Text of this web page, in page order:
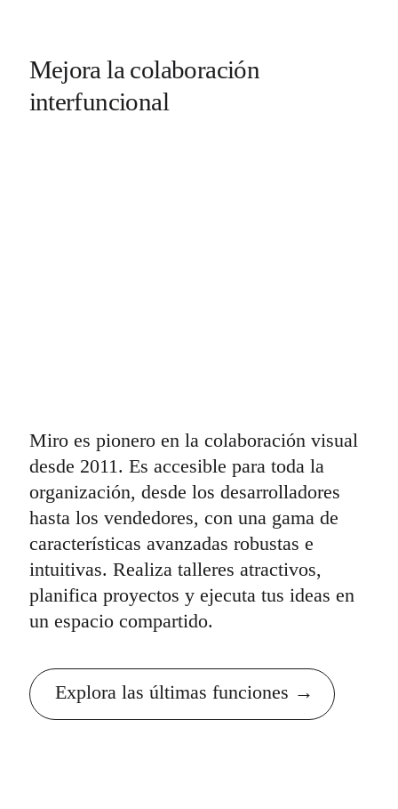
Miro es pionero en la colaboración visual
desde 2011. Es accesible para toda la
organización, desde los desarrolladores
hasta los vendedores, con una gama de
características avanzadas robustas e
intuitivas. Realiza talleres atractivos,
planifica proyectos y ejecuta tus ideas en
un espacio compartido.
Explora las últimas funciones
Mejora la colaboración
interfuncional